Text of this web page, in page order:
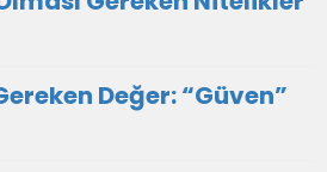
Değer: “Güven”